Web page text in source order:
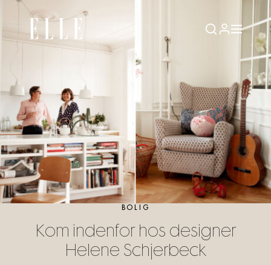
BOLIG
Kom indenfor hos designer
Helene Schjerbeck